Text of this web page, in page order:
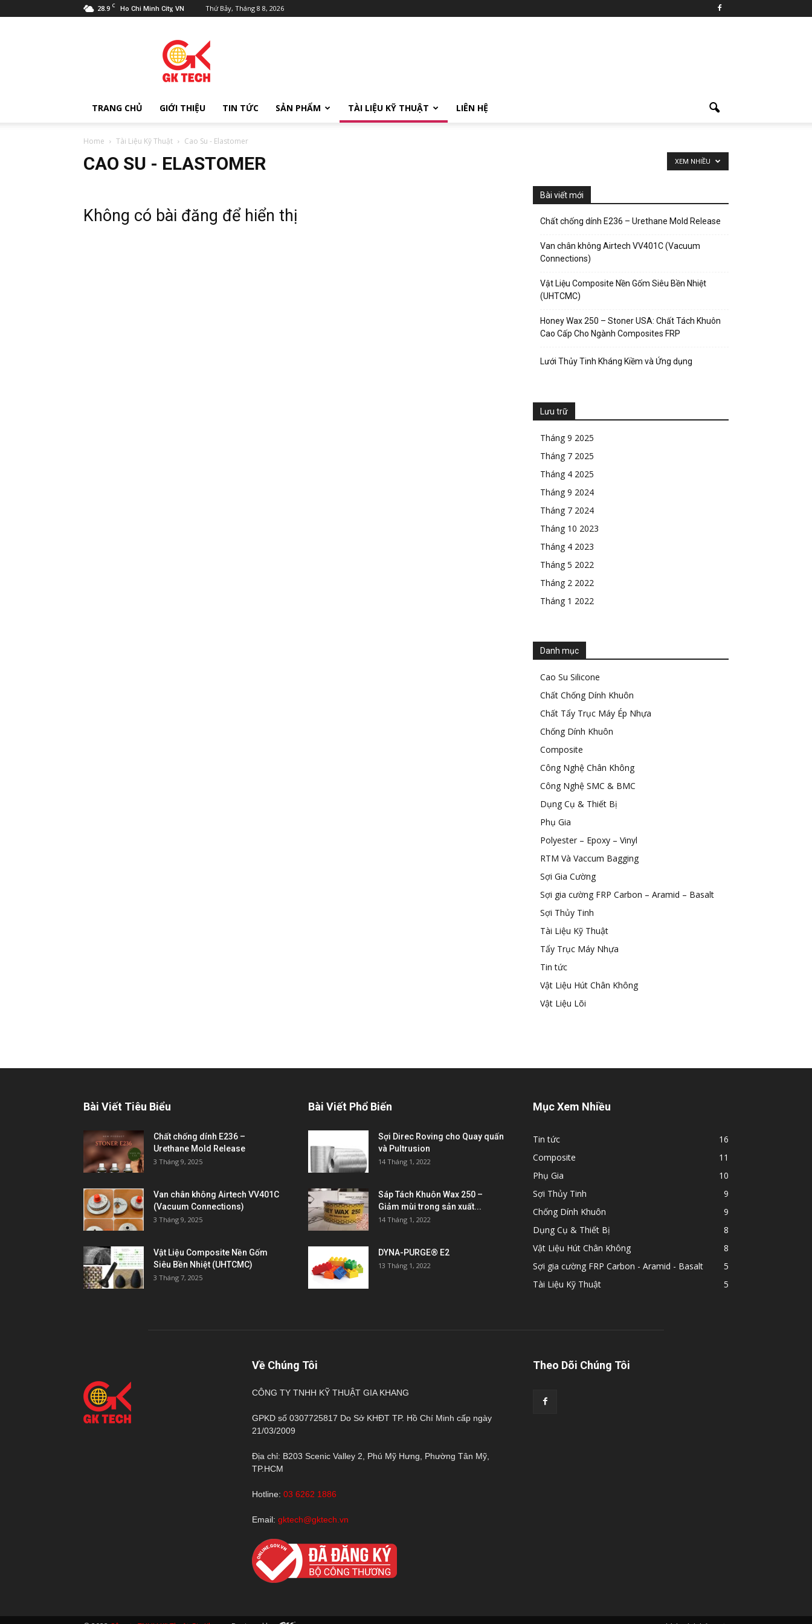
28.9 C Ho Chi Minh City, VN Thứ Bảy, Tháng 8 8, 2026
Gia
TRANG CHỦ GIỚI THIỆU TIN TỨC SẢN PHẨM TÀI LIỆU KỸ THUẬT LIÊN HỆ
Home Tài Liệu Kỹ Thuật Cao Su - Elastomer
CAO SU - ELASTOMER XEM NHIỀU
Không có bài đăng để hiển thị
Bài viết mới
Chất chống dính E236 – Urethane Mold Release
Van chân không Airtech VV401C (Vacuum
Connections)
Vật Liệu Composite Nền Gốm Siêu Bền Nhiệt
(UHTCMC)
Honey Wax 250 – Stoner USA: Chất Tách Khuôn
Cao Cấp Cho Ngành Composites FRP
Lưới Thủy Tinh Kháng Kiềm và Ứng dụng
Lưu trữ
Tháng 9 2025
Tháng 7 2025
Tháng 4 2025
Tháng 9 2024
Tháng 7 2024
Tháng 10 2023
Tháng 4 2023
Tháng 5 2022
Tháng 2 2022
Tháng 1 2022
Danh mục
Cao Su Silicone
Chất Chống Dính Khuôn
Chất Tẩy Trục Máy Ép Nhựa
Chống Dính Khuôn
Composite
Công Nghệ Chân Không
Công Nghệ SMC & BMC
Dụng Cụ & Thiết Bị
Phụ Gia
Polyester – Epoxy – Vinyl
RTM Và Vaccum Bagging
Sợi Gia Cường
Sợi gia cường FRP Carbon – Aramid – Basalt
Sợi Thủy Tinh
Tài Liệu Kỹ Thuật
Tẩy Trục Máy Nhựa
Tin tức
Vật Liệu Hút Chân Không
Vật Liệu Lõi
Bài Viết Tiêu Biểu
Chất chống dính E236 –
Urethane Mold Release
3 Tháng 9, 2025
Van chân không Airtech VV401C
(Vacuum Connections)
3 Tháng 9, 2025
Vật Liệu Composite Nền Gốm
Siêu Bền Nhiệt (UHTCMC)
3 Tháng 7, 2025
Bài Viết Phổ Biến
Sợi Direc Roving cho Quay quấn
và Pultrusion
14 Tháng 1, 2022
Sáp Tách Khuôn Wax 250 –
Giảm mùi trong sản xuất...
14 Tháng 1, 2022
DYNA-PURGE® E2
13 Tháng 1, 2022
Mục Xem Nhiều
Tin tức
16
Composite
11
Phụ Gia
10
Sợi Thủy Tinh
9
Chống Dính Khuôn
9
Dụng Cụ & Thiết Bị
8
Vật Liệu Hút Chân Không
8
Sợi gia cường FRP Carbon - Aramid - Basalt
5
Tài Liệu Kỹ Thuật
5
Về Chúng Tôi
CÔNG TY TNHH KỸ THUẬT GIA KHANG
GPKD số 0307725817 Do Sở KHĐT TP. Hồ Chí Minh cấp ngày
21/03/2009
Địa chỉ: B203 Scenic Valley 2, Phú Mỹ Hưng, Phường Tân Mỹ,
TP.HCM
Hotline: 03 6262 1886
Email: gktech@gktech.vn
Theo Dõi Chúng Tôi